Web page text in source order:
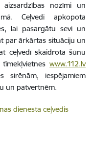
nozīmi un
Ceļvedī apkopota
lai pasargātu sevi un
par ārkārtas situāciju un
ceļvedī skaidrota šūnu
www.112.lv
sirēnām, iespējamiem
un patvertnēm.
dienesta ceļvedis